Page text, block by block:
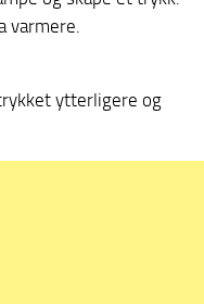
varmere.
ytterligere og